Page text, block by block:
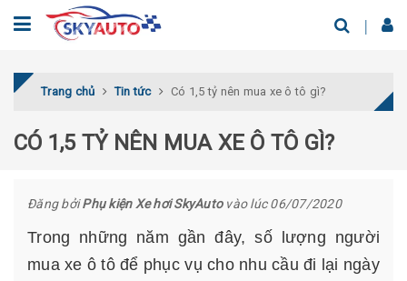
Trang chủ Tin tức Có 1,5 tỷ nên mua xe ô tô gì?
CÓ 1,5 TỶ NÊN MUA XE Ô TÔ GÌ?
Đăng bởiPhụ kiện Xe hơi SkyAutovào lúc 06/07/2020
Trong những năm gần đây, số lượng người
mua xe ô tô để phục vụ cho nhu cầu đi lại ngày